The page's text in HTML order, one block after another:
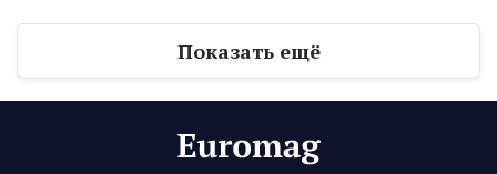
Показать ещё